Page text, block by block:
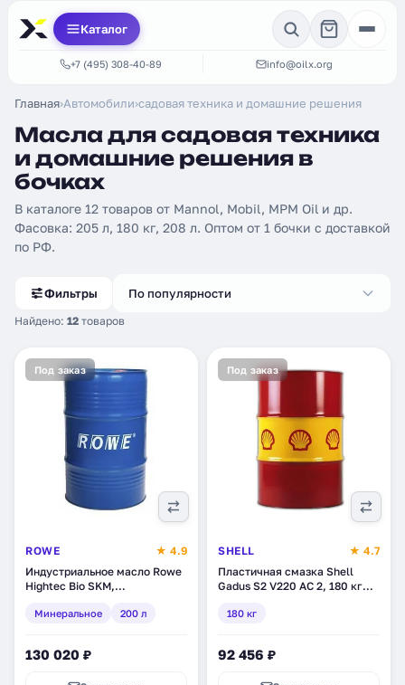
Каталог
+7 (495) 308-40-89 info@oilx.org
Главная›Автомобили›садовая техника и домашние решения
Масла для садовая техника
и домашние решения в
бочках
В каталоге 12 товаров от Mannol, Mobil, MPM Oil и др.
Фасовка: 205 л, 180 кг, 208 л. Оптом от 1 бочки с доставкой
по РФ.
Фильтры
Найдено: 12 товаров
По популярности
Под заказ
ROWE
★ 4.9
Индустриальное масло Rowe
Hightec Bio SKM,
200-03)
Минеральное 200 л
130 020 ₽
Под заказ
SHELL
★ 4.7
Пластичная смазка Shell
Gadus S2 V220 AC 2, 180 кг
180 кг
92 456 ₽